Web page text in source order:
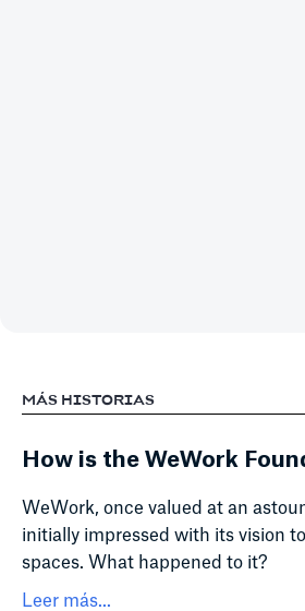
MÁS HISTORIAS
How is the WeWork
WeWork, once valued at an
initially impressed with its vision
spaces. What happened to it?
Leer más...